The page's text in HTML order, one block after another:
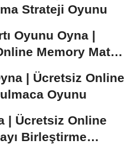
Strateji Oyunu
Oyunu Oyna |
Memory Match
| Ücretsiz Online
Oyunu
| Ücretsiz Online
Birleştirme